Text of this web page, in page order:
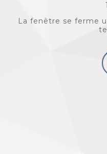
La fenêtre se ferme